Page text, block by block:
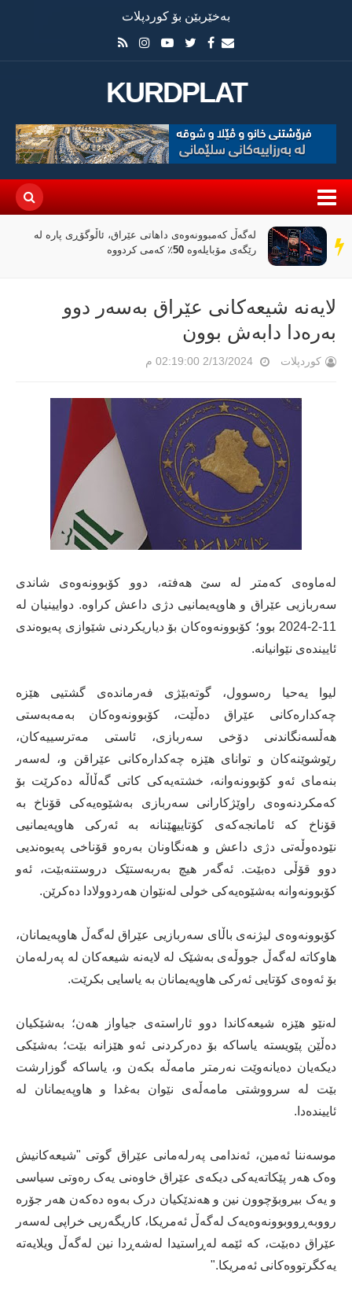
بەخێربێن بۆ کوردپلات
KURDPLAT
سەر
دێڕ
لەگەڵ کەمبوونەوەی داهاتی عێراق، ئاڵوگۆڕی پارە لە
رێگەی مۆبایلەوە 50٪ کەمی کردووە
لایەنە شیعەکانی عێراق بەسەر دوو
بەرەدا دابەش بوون
کوردپلات 2/13/2024 02:19:00 م
لەماوەی کەمتر لە سێ هەفتە، دوو کۆبوونەوەى شاندى
سەربازیى عێراق و هاوپەیمانیى دژی داعش کراوە. دوایینیان لە
11-2-2024 بوو؛ کۆبوونەوەکان بۆ دیاریکردنى شێوازى پەیوەندى
ئاییندەى نێوانیانە.
لیوا یەحیا رەسوول، گوتەبێژى فەرماندەی گشتیی هێزە
چەکدارەکانى عێراق دەڵێت، کۆبوونەوەکان بەمەبەستی
هەڵسەنگاندنى دۆخى سەربازى، ئاستى مەترسییەکان،
رێوشوێنەکان و تواناى هێزە چەکدارەکانى عێراقن و، لەسەر
بنەماى ئەو کۆبوونەوانە، خشتەیەکى کاتى گەڵاڵە دەکرێت بۆ
کەمکردنەوەی راوێژکارانی سەربازی بەشێوەیەکى قۆناخ بە
قۆناخ کە ئامانجەکەی کۆتاییهێنانە بە ئەرکى هاوپەیمانیى
نێودەوڵەتى دژی داعش و هەنگاونان بەرەو قۆناخی پەیوەندیی
دوو قۆڵى دەبێت. ئەگەر هیچ بەربەستێک دروستنەبێت، ئەو
کۆبوونەوانە بەشێوەیەکى خولی لەنێوان هەردوولادا دەکرێن.
کۆبوونەوەى لیژنەی باڵای سەربازیى عێراق لەگەڵ هاوپەیمانان،
هاوکاتە لەگەڵ جووڵەى بەشێک لە لایەنە شیعەکان لە پەرلەمان
بۆ ئەوەى کۆتایی ئەرکى هاوپەیمانان بە یاسایی بکرێت.
لەنێو هێزە شیعەکاندا دوو ئاراستەى جیاواز هەن؛ بەشێکیان
دەڵێن پێویستە یاساکە بۆ دەرکردنى ئەو هێزانە بێت؛ بەشێکى
دیکەیان دەیانەوێت نەرمتر مامەڵە بکەن و، یاساکە گوزارشت
بێت لە سرووشتى مامەڵەى نێوان بەغدا و هاوپەیمانان لە
ئاییندەدا.
موسەننا ئەمین، ئەندامى پەرلەمانى عێراق گوتی "شیعەکانیش
وەک هەر پێکاتەیەکی دیکەی عێراق خاوەنی یەک رەوتی سیاسی
و یەک بیروبۆچوون نین و هەندێکیان درک بەوە دەکەن هەر جۆرە
رووبەڕووبوونەوەیەک لەگەڵ ئەمریکا، کاریگەریی خراپی لەسەر
عێراق دەبێت، کە ئێمە لەڕاستیدا لەشەڕدا نین لەگەڵ ویلایەتە
یەکگرتووەکانی ئەمریکا."